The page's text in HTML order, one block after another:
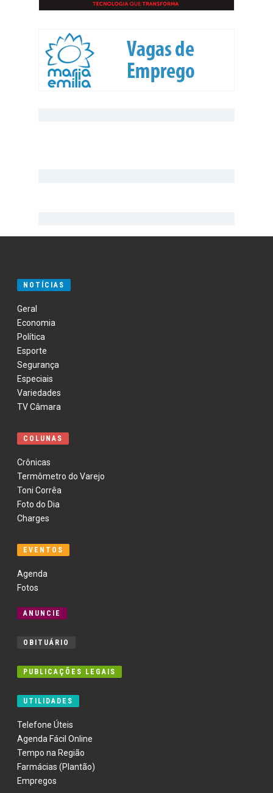
NOTÍCIAS
Geral
Economia
Política
Esporte
Segurança
Especiais
Variedades
TV Câmara
COLUNAS
Crônicas
Termômetro do Varejo
Toni Corrêa
Foto do Dia
Charges
EVENTOS
Agenda
Fotos
ANUNCIE
OBITUÁRIO
PUBLICAÇÕES LEGAIS
UTILIDADES
Telefone Úteis
Agenda Fácil Online
Tempo na Região
Farmácias (Plantão)
Empregos